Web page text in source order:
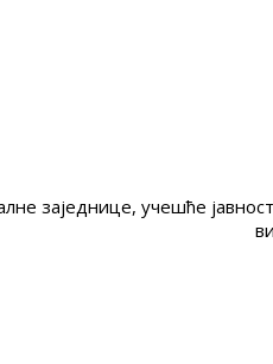
заједнице, учешће